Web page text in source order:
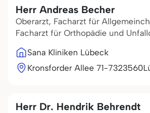
Herr Andreas Becher
Oberarzt, Facharzt für
Facharzt für Orthopädie und
Sana Kliniken Lübeck
Kronsforder Allee 71-7323560
Herr Dr. Hendrik Behrendt